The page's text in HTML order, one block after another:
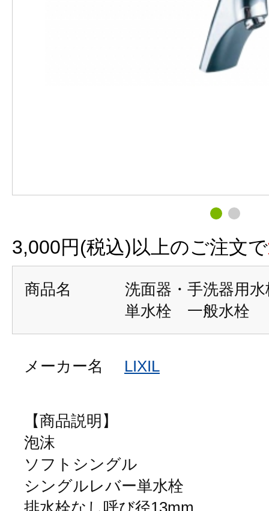
3,000円(税込)以上のご注文で
商品名
洗面器・手洗器
単水栓 一般水栓
メーカー名 LIXIL
【商品説明】
泡沫
ソフトシングル
シングルレバー単水栓